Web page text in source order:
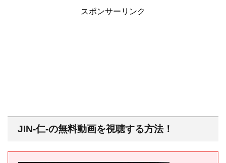
スポンサーリンク
JIN-仁-の無料動画を視聴する方法！